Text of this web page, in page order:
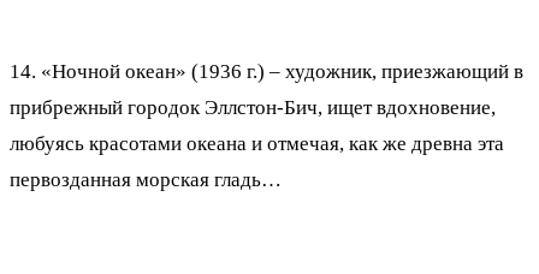
14. «Ночной океан» (1936 г.) – художник, приезжающий в
прибрежный городок Эллстон-Бич, ищет вдохновение,
любуясь красотами океана и отмечая, как же древна эта
первозданная морская гладь…